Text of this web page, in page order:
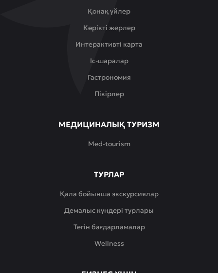
Қонақ үйлер
Көрікті жерлер
Интерактивті карта
Іс-шаралар
Гастрономия
Пікірлер
МЕДИЦИНАЛЫҚ ТУРИЗМ
Med-tourism
ТУРЛАР
Қала бойынша экскурсиялар
Демалыс күндері турлары
Тегін бағдарламалар
Wellness